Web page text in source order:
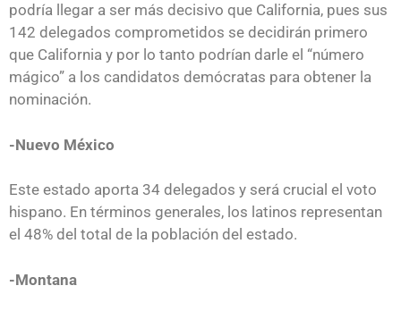
podría llegar a ser más decisivo que California, pues sus
142 delegados comprometidos se decidirán primero
que California y por lo tanto podrían darle el “número
mágico” a los candidatos demócratas para obtener la
nominación.
-Nuevo México
Este estado aporta 34 delegados y será crucial el voto
hispano. En términos generales, los latinos representan
el 48% del total de la población del estado.
-Montana